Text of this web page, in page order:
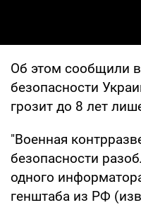
Об этом сообщили в
безопасности
грозит до 8 лет
"Военная
безопасности
одного
генштаба из РФ